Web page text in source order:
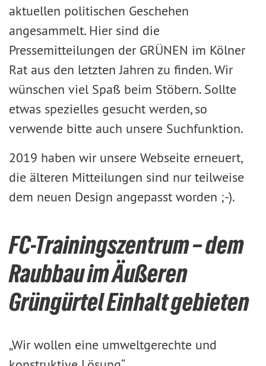
aktuellen politischen Geschehen
angesammelt. Hier sind die
Pressemitteilungen der GRÜNEN im Kölner
Rat aus den letzten Jahren zu finden. Wir
wünschen viel Spaß beim Stöbern. Sollte
etwas spezielles gesucht werden, so
verwende bitte auch unsere Suchfunktion.
2019 haben wir unsere Webseite erneuert,
die älteren Mitteilungen sind nur teilweise
dem neuen Design angepasst worden ;-).
FC-Trainingszentrum – dem
Raubbau im Äußeren
Grüngürtel Einhalt gebieten
„Wir wollen eine umweltgerechte und